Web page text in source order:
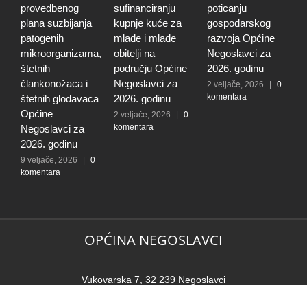
provedbenog
plana suzbijanja
patogenih
mikroorganizama,
štetnih
člankonožaca i
štetnih glodavaca
Općine
Negoslavci za
2026. godinu
9 veljače, 2026
0
komentara
sufinanciranju
kupnje kuće za
mlade i mlade
obitelji na
području Općine
Negoslavci za
2026. godinu
2 veljače, 2026
0
komentara
poticanju
gospodarskog
razvoja Općine
Negoslavci za
2026. godinu
2 veljače, 2026
0
komentara
OPĆINA NEGOSLAVCI
Vukovarska 7, 32 239 Negoslavci